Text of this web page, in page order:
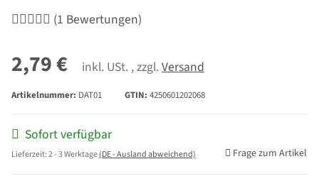
(1 Bewertungen)
2,79 € inkl. USt. , zzgl. Versand
Artikelnummer: DAT01 GTIN: 4250601202068
Sofort verfügbar
Lieferzeit:2 - 3 Werktage(DE - Ausland abweichend) Frage zum Artikel